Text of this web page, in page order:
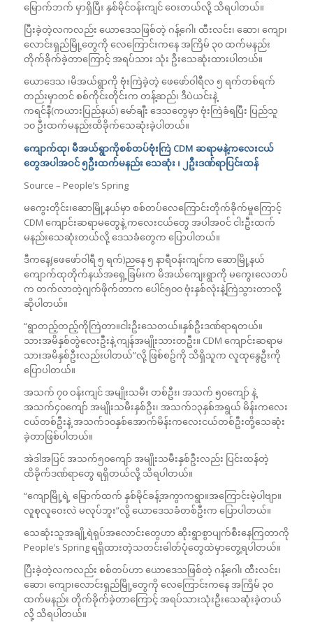
မြောက်ဘက် မှာရှိပြီး နှစ်မိုင်ဝန်းကျင် ဝေးတယ်လို့ သိရပါတယ်။
ပြီးခဲ့တဲ့လကလည်း ယောဒေသဖြစ်တဲ့ ဂန့်ဂေါ၊ ထီးလင်း၊ ဆော၊ ကျော၊
လောင်းရှည်မြို့တွေကို လေကြောင်းကနေ အကြိမ် ၃၀ ထက်မနည်း
တိုက်ခိုက်ခဲ့တာကြောင့် အရပ်သား သုံး ဦးသေဆုံးထားပါတယ်။
ယောဒေသ ၊မိအယ်ရွာကို ဗုံးကြဲခဲ့တဲ့ ဖေဖော်ဝါရီလ ၅ ရက်တစ်ရက်
တည်းမှာတင် စစ်ကိုင်းတိုင်းက တန့်ဆည်၊ ဒီပဲယင်းနဲ့
ကရင်နီ(ကယားပြည်နယ်) မော်ချီး ဒေသတွေမှာ ဗုံးကြဲခံရပြီး ပြည်သူ
၁၀ ဦးထက်မနည်းထိခိုက်သေဆုံးခဲ့ပါတယ်။
ကျောက်ထု၊ မီအယ်ရွာကိုစစ်တပ်ဗုံးကြဲ CDM ဆရာမနဲ့က​လေးငယ်​​
တွေအပါအဝင် ၅ဦး​ထက်မနည်း သေဆုံး ၊ ၂ဦးဒဏ်ရာပြင်းထန်
Source – People’s Spring
မကွေးတိုင်း၊ဆောမြို့နယ်မှာ စစ်တပ်လေကြောင်းတိုက်ခိုက်မှုကြောင့်
CDM ကျောင်းဆရာမတွေနဲ့ ကလေးငယ်တွေ အပါအဝင် ငါးဦးထက်
မနည်းသေဆုံးတယ်လို့ ဒေသခံတွေက ပြောပါတယ်။
ဒီကနေ့(ဖေဖော်ဝါရီ ၅ ရက်)ညနေ ၅ နာရီဝန်းကျင်က ဆောမြို့နယ်
ကျောက်ထုတိုက်နယ်အရှေ့ခြမ်းက မိအယ်ကျေးရွာကို မကွေးလေတပ်
က တက်လာတဲ့ဂျက်ဖိုက်တာက ပေါင်၅၀၀ ဗုံးနှစ်လုံးနဲ့ကြဲသွားတာလို့
ဆိုပါတယ်။
“ရွာတည့်တည့်ကိုကြဲတာ။ငါးဦးသေတယ်။နှစ်ဦးဒဏ်ရာရတယ်။
သားအမိနှစ်တွဲလေးဦးနဲ့ ကျန်အမျိုးသားတဦး။ CDM ကျောင်းဆရာမ
သားအမိနှစ်ဦးလည်းပါတယ်”လို့ ဖြစ်စဥ်ကို သိရှိသူက လူထုနွေဦးကို
ပြောပါတယ်။
အသက် ၇၀ ဝန်းကျင် အမျိုးသမီး တစ်ဦး၊ အသက် ၅၀ကျော် နဲ့
အသက်၄၀ကျော် အမျိုးသမီးနှစ်ဦး၊ အသက်၁၃နှစ်အရွယ် မိန်းကလေး
ငယ်တစ်ဦးနဲ့ အသက်၁၀နှစ်အောက်မိန်းကလေးငယ်တစ်ဦးတို့သေဆုံး
ခဲ့တာဖြစ်ပါတယ်။
အဲဒါအပြင် အသက်၅၀ကျော် အမျိုးသမီးနှစ်ဦးလည်း ပြင်းထန်တဲ့
ထိခိုက်ဒဏ်ရာတွေ ရရှိတယ်လို့ သိရပါတယ်။
“ကျောမြို့ရဲ့ မြောက်ထက် နှစ်မိုင်ခန့်အကွာကရွာ။အကြောင်းမဲ့ပါဗျာ။
လူစုလူဝေးလဲ မလုပ်ဘူး”လို့ ယောဒေသခံတစ်ဦးက ပြောပါတယ်။
​သေဆုံးသူအချို့ရဲရုပ်အ​လောင်း​တွေဟာ ဆိုးရွာစွာပျက်စီး​နေကြတာကို
People’s Spring ရရှိထားတဲ့သတင်းဓါတ်ပုံ​တွေထဲမှာ​တွေ့ရပါတယ်။
ပြီးခဲ့တဲ့လကလည်း စစ်တပ်ဟာ ယောဒေသဖြစ်တဲ့ ဂန့်ဂေါ၊ ထီးလင်း၊
ဆော၊ ကျော၊လောင်းရှည်မြို့တွေကို လေကြောင်းကနေ အကြိမ် ၃၀
ထက်မနည်း တိုက်ခိုက်ခဲ့တာကြောင့် အရပ်သားသုံးဦးသေဆုံးခဲ့တယ်
လို့ သိရပါတယ်။